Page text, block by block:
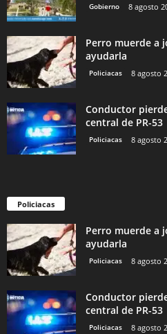
Gobierno 8 agosto
Perro muerde a
ayudarla
Policiacas 8 agosto
Conductor
central de PR-53
Policiacas 8 agosto
Policiacas
Perro muerde a
ayudarla
Policiacas 8 agosto
Conductor
central de PR-53
Policiacas 8 agosto